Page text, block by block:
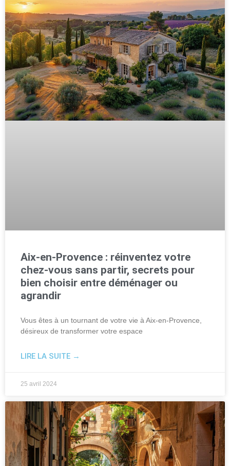
Aix-en-Provence : réinventez votre
chez-vous sans partir, secrets pour
bien choisir entre déménager ou
agrandir
Vous êtes à un tournant de votre vie à Aix-en-Provence,
désireux de transformer votre espace
LIRE LA SUITE →
25 avril 2024